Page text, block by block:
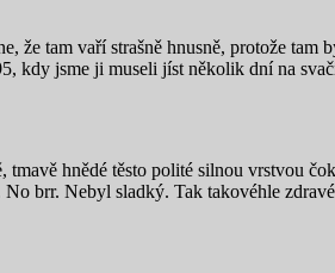
že tam vaří strašně hnusně, protože
kdy jsme ji museli jíst několik dní na
hnědé těsto polité silnou vrstvou
brr. Nebyl sladký. Tak takovéhle